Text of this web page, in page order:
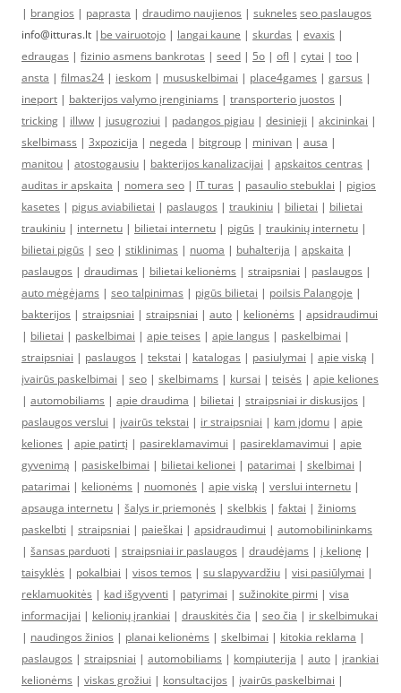
| brangios | paprasta | draudimo naujienos | sukneles seo paslaugos
info@itturas.lt | be vairuotojo | langai kaune | skurdas | evaxis |
edraugas | fizinio asmens bankrotas | seed | 5o | ofl | cytai | too |
ansta | filmas24 | ieskom | mususkelbimai | place4games | garsus |
ineport | bakterijos valymo įrenginiams | transporterio juostos |
tricking | illww | jusugroziui | padangos pigiau | desinieji | akcininkai |
skelbimass | 3xpozicija | negeda | bitgroup | minivan | ausa |
manitou | atostogausiu | bakterijos kanalizacijai | apskaitos centras |
auditas ir apskaita | nomera seo | IT turas | pasaulio stebuklai | pigios
kasetes | pigus aviabilietai | paslaugos | traukiniu | bilietai | bilietai
traukiniu | internetu | bilietai internetu | pigūs | traukinių internetu |
bilietai pigūs | seo | stiklinimas | nuoma | buhalterija | apskaita |
paslaugos | draudimas | bilietai kelionėms | straipsniai | paslaugos |
auto mėgėjams | seo talpinimas | pigūs bilietai | poilsis Palangoje |
bakterijos | straipsniai | straipsniai | auto | kelionėms | apsidraudimui
| bilietai | paskelbimai | apie teises | apie langus | paskelbimai |
straipsniai | paslaugos | tekstai | katalogas | pasiulymai | apie viską |
įvairūs paskelbimai | seo | skelbimams | kursai | teisės | apie keliones
| automobiliams | apie draudima | bilietai | straipsniai ir diskusijos |
paslaugos verslui | įvairūs tekstai | ir straipsniai | kam įdomu | apie
keliones | apie patirtį | pasireklamavimui | pasireklamavimui | apie
gyvenimą | pasiskelbimai | bilietai kelionei | patarimai | skelbimai |
patarimai | kelionėms | nuomonės | apie viską | verslui internetu |
apsauga internetu | šalys ir priemonės | skelbkis | faktai | žinioms
paskelbti | straipsniai | paieškai | apsidraudimui | automobilininkams
| šansas parduoti | straipsniai ir paslaugos | draudėjams | į kelionę |
taisyklės | pokalbiai | visos temos | su slapyvardžiu | visi pasiūlymai |
reklamuokitės | kad išgyventi | patyrimai | sužinokite pirmi | visa
informacijai | kelionių įrankiai | drauskitės čia | seo čia | ir skelbimukai
| naudingos žinios | planai kelionėms | skelbimai | kitokia reklama |
paslaugos | straipsniai | automobiliams | kompiuterija | auto | įrankiai
kelionėms | viskas grožiui | konsultacijos | įvairūs paskelbimai |